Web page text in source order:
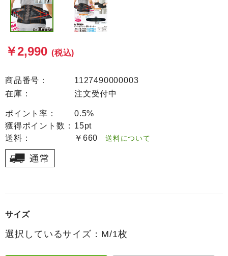
￥2,990 (税込)
商品番号：
1127490000003
在庫：
注文受付中
ポイント率：
0.5%
獲得ポイント数： 15pt
送料：
￥660 送料について
サイズ
選択しているサイズ：M/1枚